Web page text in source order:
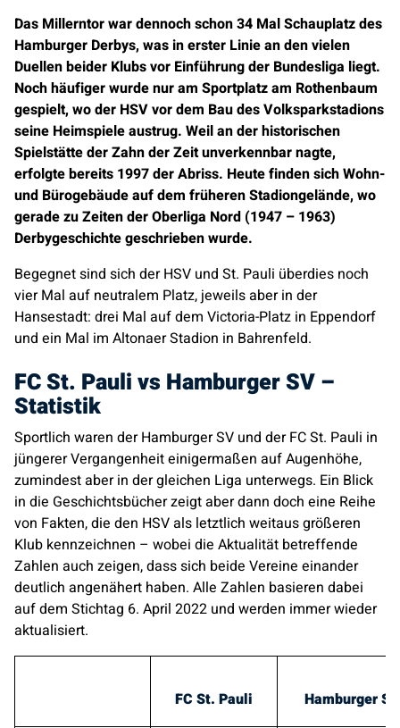
Das Millerntor war dennoch schon 34 Mal Schauplatz des
Hamburger Derbys, was in erster Linie an den vielen
Duellen beider Klubs vor Einführung der Bundesliga liegt.
Noch häufiger wurde nur am Sportplatz am Rothenbaum
gespielt, wo der HSV vor dem Bau des Volksparkstadions
seine Heimspiele austrug. Weil an der historischen
Spielstätte der Zahn der Zeit unverkennbar nagte,
erfolgte bereits 1997 der Abriss. Heute finden sich Wohn-
und Bürogebäude auf dem früheren Stadiongelände, wo
gerade zu Zeiten der Oberliga Nord (1947 – 1963)
Derbygeschichte geschrieben wurde.
Begegnet sind sich der HSV und St. Pauli überdies noch
vier Mal auf neutralem Platz, jeweils aber in der
Hansestadt: drei Mal auf dem Victoria-Platz in Eppendorf
und ein Mal im Altonaer Stadion in Bahrenfeld.
FC St. Pauli vs Hamburger SV –
Statistik
Sportlich waren der Hamburger SV und der FC St. Pauli in
jüngerer Vergangenheit einigermaßen auf Augenhöhe,
zumindest aber in der gleichen Liga unterwegs. Ein Blick
in die Geschichtsbücher zeigt aber dann doch eine Reihe
von Fakten, die den HSV als letztlich weitaus größeren
Klub kennzeichnen – wobei die Aktualität betreffende
Zahlen auch zeigen, dass sich beide Vereine einander
deutlich angenähert haben. Alle Zahlen basieren dabei
auf dem Stichtag 6. April 2022 und werden immer wieder
aktualisiert.
FC St. Pauli Hamburger SV